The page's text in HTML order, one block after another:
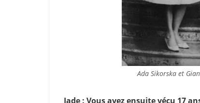
Ada Sikorska et
Jade : Vous avez ensuite vécu 17